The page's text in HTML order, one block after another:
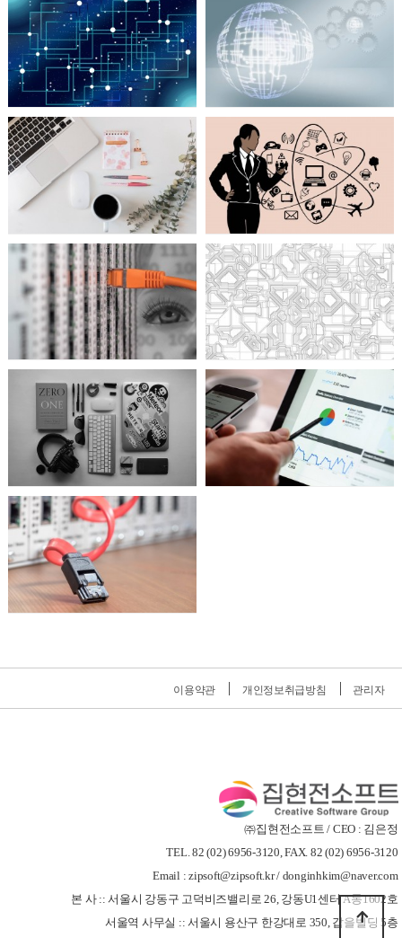
이용약관 개인정보취급방침 관리자
㈜집현전소프트 / CEO : 김은정
TEL. 82 (02) 6956-3120, FAX. 82 (02) 6956-3120
Email : zipsoft@zipsoft.kr / donginhkim@naver.com
본 사 :: 서울시 강동구 고덕비즈밸리로 26, 강동U1센터 A동1602호
서울역 사무실 :: 서울시 용산구 한강대로 350, 갑을빌딩 5층